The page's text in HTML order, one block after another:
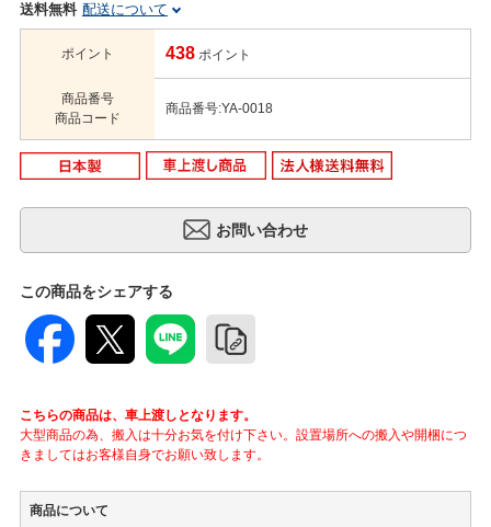
送料無料 配送について
ポイント 438 ポイント
商品番号
商品コード
商品番号:YA-0018
この商品をシェアする
こちらの商品は、車上渡しとなります。
大型商品の為、搬入は十分お気を付け下さい。設置場所への搬入や開梱につ
きましてはお客様自身でお願い致します。
商品について